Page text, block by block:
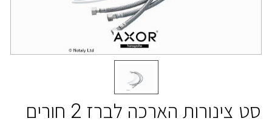
סט צינורות הארכה לברז 2 חורים